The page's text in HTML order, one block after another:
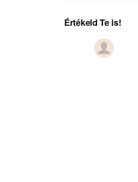
Értékeld Te is!